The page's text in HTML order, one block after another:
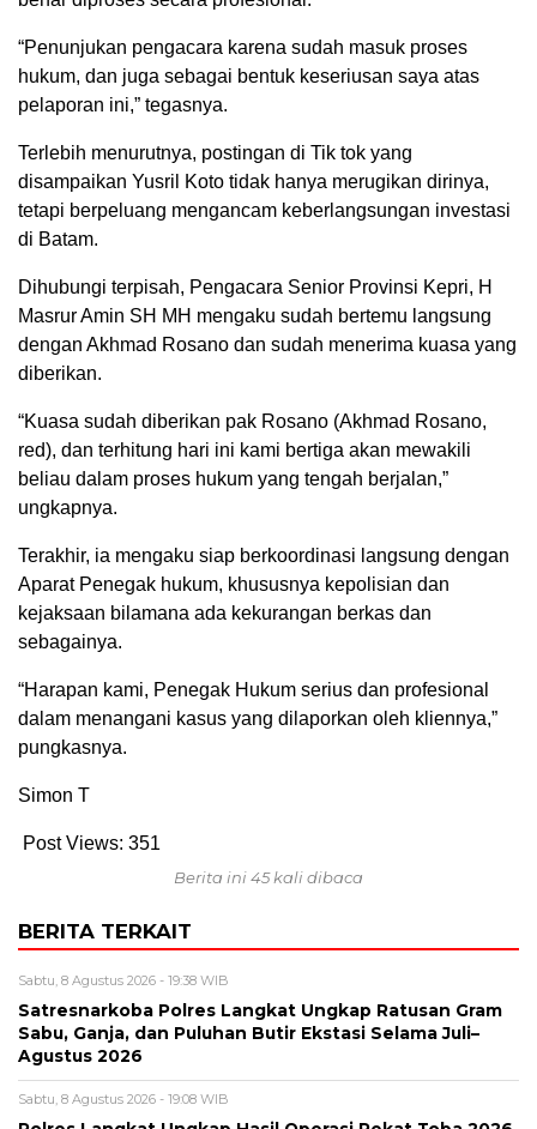
“Penunjukan pengacara karena sudah masuk proses
hukum, dan juga sebagai bentuk keseriusan saya atas
pelaporan ini,” tegasnya.
Terlebih menurutnya, postingan di Tik tok yang
disampaikan Yusril Koto tidak hanya merugikan dirinya,
tetapi berpeluang mengancam keberlangsungan investasi
di Batam.
Dihubungi terpisah, Pengacara Senior Provinsi Kepri, H
Masrur Amin SH MH mengaku sudah bertemu langsung
dengan Akhmad Rosano dan sudah menerima kuasa yang
diberikan.
“Kuasa sudah diberikan pak Rosano (Akhmad Rosano,
red), dan terhitung hari ini kami bertiga akan mewakili
beliau dalam proses hukum yang tengah berjalan,”
ungkapnya.
Terakhir, ia mengaku siap berkoordinasi langsung dengan
Aparat Penegak hukum, khususnya kepolisian dan
kejaksaan bilamana ada kekurangan berkas dan
sebagainya.
“Harapan kami, Penegak Hukum serius dan profesional
dalam menangani kasus yang dilaporkan oleh kliennya,”
pungkasnya.
Simon T
Post Views: 351
Berita ini 45 kali dibaca
BERITA TERKAIT
Sabtu, 8 Agustus 2026 - 19:38 WIB
Satresnarkoba Polres Langkat Ungkap Ratusan Gram
Sabu, Ganja, dan Puluhan Butir Ekstasi Selama Juli–
Agustus 2026
Sabtu, 8 Agustus 2026 - 19:08 WIB